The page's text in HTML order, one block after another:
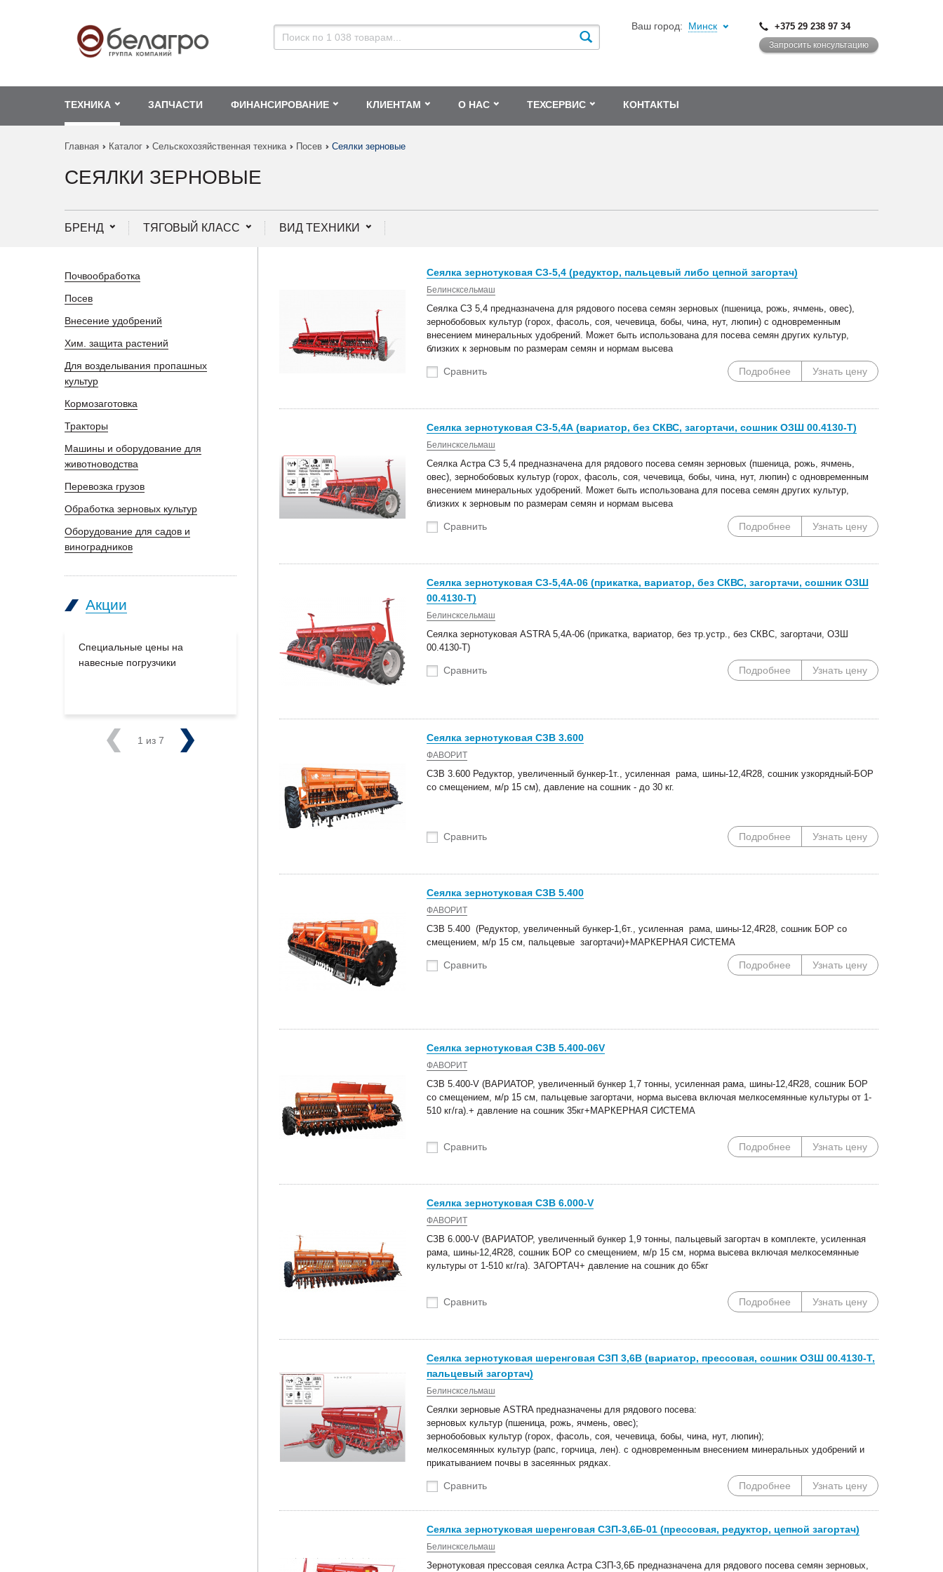
Ваш город: Минск +375 29 238 97 34
Запросить консультацию
ТЕХНИКА ЗАПЧАСТИ ФИНАНСИРОВАНИЕ КЛИЕНТАМ О НАС ТЕХСЕРВИС КОНТАКТЫ
Главная Каталог Сельскохозяйственная техника Посев Сеялки зерновые
СЕЯЛКИ ЗЕРНОВЫЕ
БРЕНД ТЯГОВЫЙ КЛАСС ВИД ТЕХНИКИ
Почвообработка
Посев
Внесение удобрений
Хим. защита растений
Для возделывания пропашных
культур
Кормозаготовка
Тракторы
Машины и оборудование для
животноводства
Перевозка грузов
Обработка зерновых культур
Оборудование для садов и
виноградников
Акции
Специальные цены на
навесные погрузчики
Большое поступление техники
производства Сальсксельмаш
на склады Белагро в Минске!
Новые роторные косилки уже в
сегментные косилки!
Сальсксельмаш в
PreviousNext
1 из 7
Сеялка зернотуковая СЗ-5,4 (редуктор, пальцевый либо цепной загортач)
Белинсксельмаш
Сеялка СЗ 5,4 предназначена для рядового посева семян зерновых (пшеница, рожь, ячмень, овес),
зернобобовых культур (горох, фасоль, соя, чечевица, бобы, чина, нут, люпин) с одновременным
внесением минеральных удобрений. Может быть использована для посева семян других культур,
близких к зерновым по размерам семян и нормам высева
Сравнить Подробнее Узнать цену
Сеялка зернотуковая СЗ-5,4А (вариатор, без СКВС, загортачи, сошник ОЗШ 00.4130-Т)
Белинсксельмаш
Сеялка Астра СЗ 5,4 предназначена для рядового посева семян зерновых (пшеница, рожь, ячмень,
овес), зернобобовых культур (горох, фасоль, соя, чечевица, бобы, чина, нут, люпин) с одновременным
внесением минеральных удобрений. Может быть использована для посева семян других культур,
близких к зерновым по размерам семян и нормам высева
Сравнить Подробнее Узнать цену
Сеялка зернотуковая СЗ-5,4А-06 (прикатка, вариатор, без СКВС, загортачи, сошник ОЗШ
00.4130-Т)
Белинсксельмаш
Сеялка зернотуковая ASTRA 5,4А-06 (прикатка, вариатор, без тр.устр., без СКВС, загортачи, ОЗШ
00.4130-Т)
Сравнить Подробнее Узнать цену
Сеялка зернотуковая СЗВ 3.600
ФАВОРИТ
СЗВ 3.600 Редуктор, увеличенный бункер-1т., усиленная рама, шины-12,4R28, сошник узкорядный-БОР
со смещением, м/р 15 см), давление на сошник - до 30 кг.
Сравнить Подробнее Узнать цену
Сеялка зернотуковая СЗВ 5.400
ФАВОРИТ
СЗВ 5.400 (Редуктор, увеличенный бункер-1,6т., усиленная рама, шины-12,4R28, сошник БОР со
смещением, м/р 15 см, пальцевые загортачи)+МАРКЕРНАЯ СИСТЕМА
Сравнить Подробнее Узнать цену
Сеялка зернотуковая СЗВ 5.400-06V
ФАВОРИТ
СЗВ 5.400-V (ВАРИАТОР, увеличенный бункер 1,7 тонны, усиленная рама, шины-12,4R28, сошник БОР
со смещением, м/р 15 см, пальцевые загортачи, норма высева включая мелкосемянные культуры от 1-
510 кг/га).+ давление на сошник 35кг+МАРКЕРНАЯ СИСТЕМА
Сравнить Подробнее Узнать цену
Сеялка зернотуковая СЗВ 6.000-V
ФАВОРИТ
СЗВ 6.000-V (ВАРИАТОР, увеличенный бункер 1,9 тонны, пальцевый загортач в комплекте, усиленная
рама, шины-12,4R28, сошник БОР со смещением, м/р 15 см, норма высева включая мелкосемянные
культуры от 1-510 кг/га). ЗАГОРТАЧ+ давление на сошник до 65кг
Сравнить Подробнее Узнать цену
Сеялка зернотуковая шеренговая СЗП 3,6В (вариатор, прессовая, сошник ОЗШ 00.4130-Т,
пальцевый загортач)
Белинсксельмаш
Сеялки зерновые ASTRA предназначены для рядового посева:
зерновых культур (пшеница, рожь, ячмень, овес);
зернобобовых культур (горох, фасоль, соя, чечевица, бобы, чина, нут, люпин);
мелкосемянных культур (рапс, горчица, лен). с одновременным внесением минеральных удобрений и
прикатыванием почвы в засеянных рядках.
Сравнить Подробнее Узнать цену
Сеялка зернотуковая шеренговая СЗП-3,6Б-01 (прессовая, редуктор, цепной загортач)
Белинсксельмаш
Зернотуковая прессовая сеялка Астра СЗП-3,6Б предназначена для рядового посева семян зерновых,